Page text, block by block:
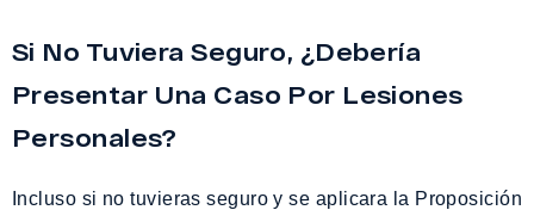
Si No Tuviera Seguro, ¿Debería
Presentar Una Caso Por Lesiones
Personales?
Incluso si no tuvieras seguro y se aplicara la Proposición